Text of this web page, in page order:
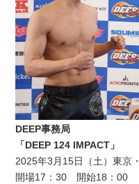
DEEP事務局
「DEEP 124 IMPACT」
2025年3月15日（土）東京
開場17：30 開始18：00